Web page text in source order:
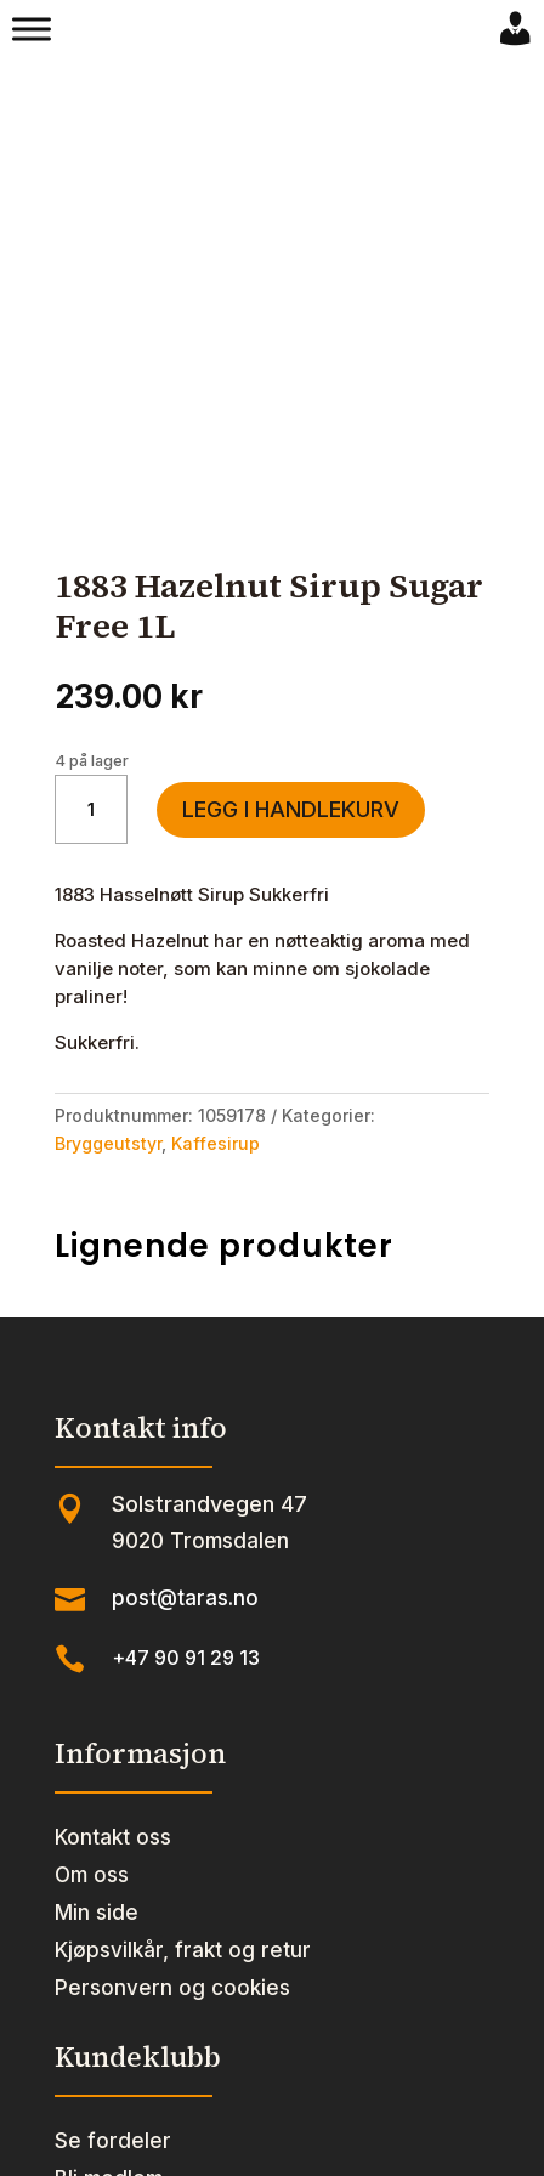
1883 Hazelnut Sirup Sugar
Free 1L
239.00 kr
4 på lager
Hazelnut
Sirup
Free
LEGG I HANDLEKURV
1883 Hasselnøtt Sirup Sukkerfri
Roasted Hazelnut har en nøtteaktig aroma med
vanilje noter, som kan minne om sjokolade
praliner!
Sukkerfri.
Produktnummer: 1059178
Kategorier:
Bryggeutstyr, Kaffesirup
Lignende produkter
Kontakt info
 Solstrandvegen 47
9020 Tromsdalen
 post@taras.no
 +47 90 91 29 13
Informasjon
Kontakt oss
Om oss
Min side
Kjøpsvilkår, frakt og retur
Personvern og cookies
Kundeklubb
Se fordeler